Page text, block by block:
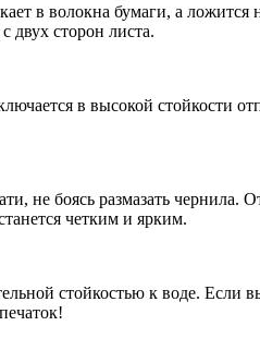
в волокна бумаги, а
двух сторон листа.
в высокой стойкости
не боясь размазать
четким и ярким.
стойкостью к воде.